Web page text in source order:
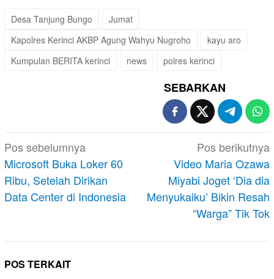
Desa Tanjung Bungo
Jumat
Kapolres Kerinci AKBP Agung Wahyu Nugroho
kayu aro
Kumpulan BERITA kerinci
news polres kerinci
SEBARKAN
Navigasi
pos
Pos sebelumnya
Microsoft Buka Loker 60
Ribu, Setelah Dirikan
Data Center di Indonesia
Pos berikutnya
Video Maria Ozawa
Miyabi Joget ‘Dia dia
Menyukaiku’ Bikin Resah
“Warga” Tik Tok
POS TERKAIT